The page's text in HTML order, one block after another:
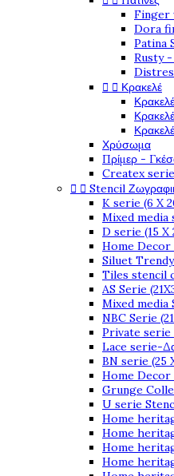
Finger
Dora
Patina
Rusty -
  Κρακελέ
Χρύσωμα
Πρίμερ -
Createx
  Stencil
K serie (6 X
Mixed media
D serie (15 X
Home Decor
Siluet
Tiles stencil
AS Serie
Mixed media
NBC Serie
Private serie
Lace serie-
BN serie (25
Home Decor
Grunge
U serie
Home
Home
Home
Home